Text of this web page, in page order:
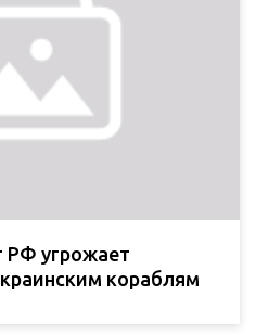
угрожает
кораблям